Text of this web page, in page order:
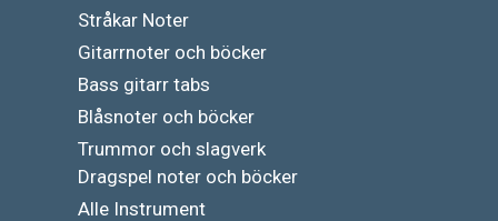
Stråkar Noter
Gitarrnoter och böcker
Bass gitarr tabs
Blåsnoter och böcker
Trummor och slagverk
Dragspel noter och böcker
Alle Instrument